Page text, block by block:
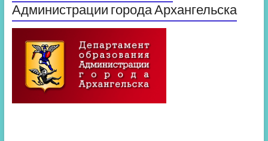
Администрации города Архангельска